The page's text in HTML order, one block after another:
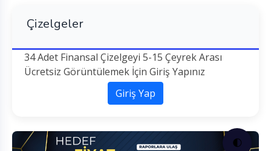
🌓
Çizelgeler
34 Adet Finansal Çizelgeyi 5-15 Çeyrek Arası
Ücretsiz Görüntülemek İçin Giriş Yapınız
Giriş Yap